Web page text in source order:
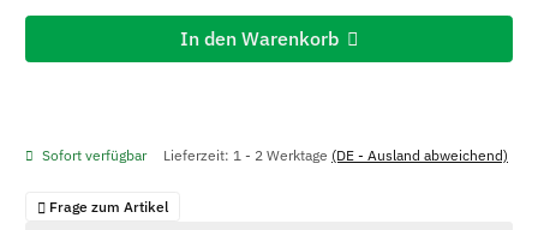
In den Warenkorb
Sofort verfügbar Lieferzeit: 1 - 2 Werktage (DE - Ausland abweichend)
Frage zum Artikel